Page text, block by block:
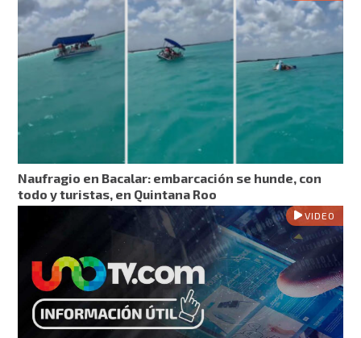
Naufragio en Bacalar: embarcación se hunde, con
todo y turistas, en Quintana Roo
VIDEO